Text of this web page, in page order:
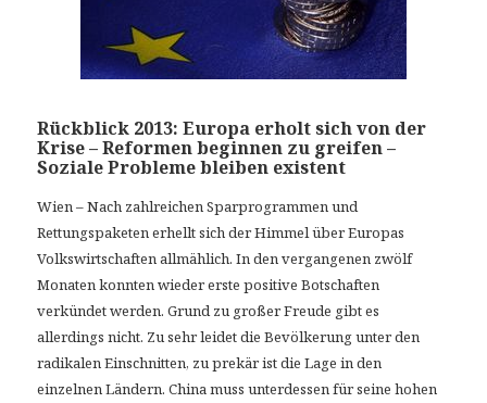
Rückblick 2013: Europa erholt sich von der
Krise – Reformen beginnen zu greifen –
Soziale Probleme bleiben existent
Wien – Nach zahlreichen Sparprogrammen und
Rettungspaketen erhellt sich der Himmel über Europas
Volkswirtschaften allmählich. In den vergangenen zwölf
Monaten konnten wieder erste positive Botschaften
verkündet werden. Grund zu großer Freude gibt es
allerdings nicht. Zu sehr leidet die Bevölkerung unter den
radikalen Einschnitten, zu prekär ist die Lage in den
einzelnen Ländern. China muss unterdessen für seine hohen